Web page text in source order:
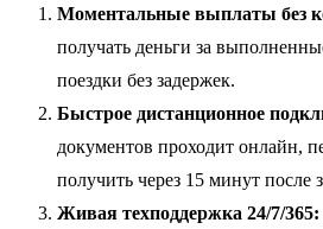
Моментальные выплаты без
получать деньги за
поездки без задержек.
Быстрое дистанционное
документов проходит онлайн,
получить через 15 минут после
Живая техподдержка 24/7/365: